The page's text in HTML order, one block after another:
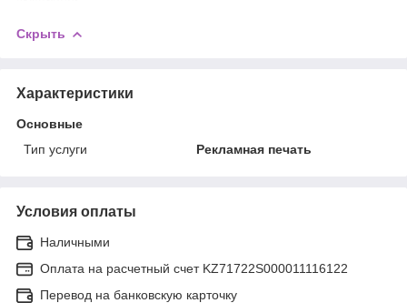
Скрыть
Характеристики
Основные
Тип услуги
Рекламная печать
Условия оплаты
Наличными
Оплата на расчетный счет KZ71722S000011116122
Перевод на банковскую карточку